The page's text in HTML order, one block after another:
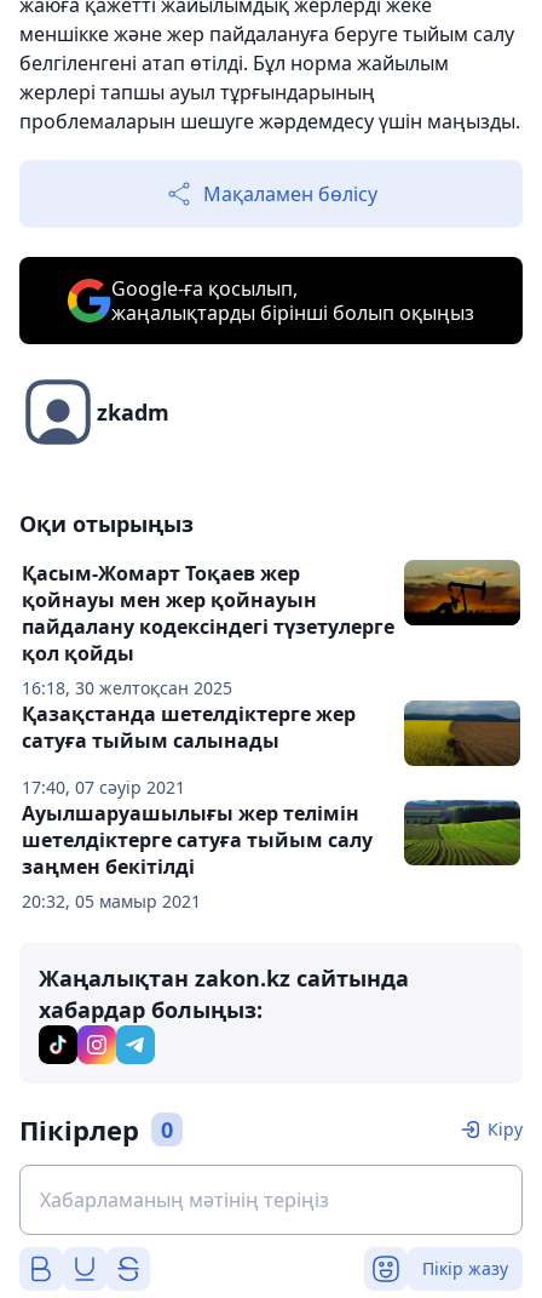
меншікке және жер пайдалануға беруге тыйым салу
белгіленгені атап өтілді. Бұл норма жайылым
жерлері тапшы ауыл тұрғындарының
проблемаларын шешуге жәрдемдесу үшін маңызды.
Мақаламен бөлісу
Google-ға қосылып,
жаңалықтарды бірінші болып оқыңыз
zkadm
Оқи отырыңыз
16:18, 30 желтоқсан 2025
Қасым-Жомарт Тоқаев жер
қойнауы мен жер қойнауын
пайдалану кодексіндегі түзетулерге
қол қойды
17:40, 07 сәуір 2021
Қазақстанда шетелдіктерге жер
сатуға тыйым салынады
20:32, 05 мамыр 2021
Ауылшаруашылығы жер телімін
шетелдіктерге сатуға тыйым салу
заңмен бекітілді
Жаңалықтан zakon.kz сайтында
хабардар болыңыз:
Пікірлер 0 Кіру
Пікір жазу